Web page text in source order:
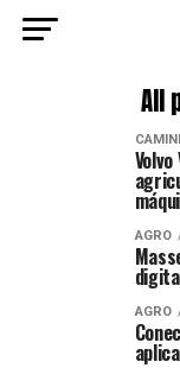
All
AGRO
AGRO